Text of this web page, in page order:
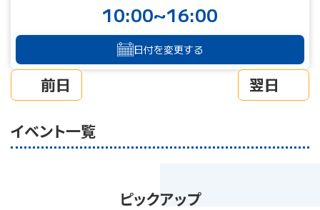
前日
10:00~16:00
日付を変更する
翌日
イベント一覧
ピックアップ